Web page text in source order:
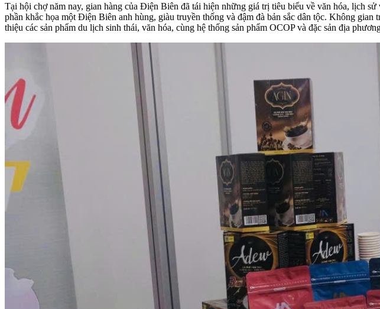
Tại hội chợ năm nay, gian hàng của Điện Biên đã tái hiện những giá trị tiêu biểu về văn hóa, lịch
phần khắc họa một Điện Biên anh hùng, giàu truyền thống và đậm đà bản sắc dân tộc. Không
thiệu các sản phẩm du lịch sinh thái, văn hóa, cùng hệ thống sản phẩm OCOP và đặc sản địa